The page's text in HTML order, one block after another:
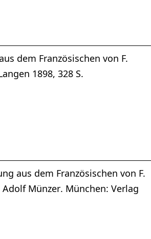
dem Französischen von F.
1898, 328 S.
aus dem Französischen von F.
Münzer. München: Verlag